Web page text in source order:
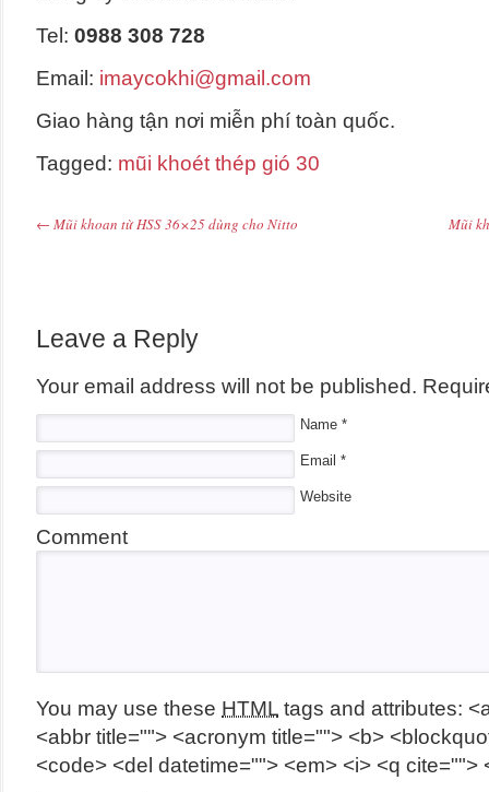
Tel: 0988 308 728
Email: imaycokhi@gmail.com
Giao hàng tận nơi miễn phí toàn quốc.
Tagged: mũi khoét thép gió 30
← Mũi khoan từ HSS 36×25 dùng cho Nitto Mũi
Leave a Reply
Your email address will not be published.
Name *
Email *
Website
Comment
You may use these HTML tags and attributes:
<abbr title=""> <acronym title=""> <b>
<code> <del datetime=""> <em> <i> <q cite="">